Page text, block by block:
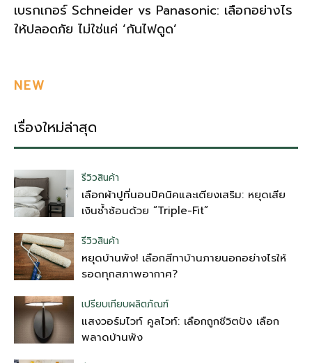
เบรกเกอร์ Schneider vs Panasonic: เลือกอย่างไร
ให้ปลอดภัย ไม่ใช่แค่ ‘กันไฟดูด’
NEW
เรื่องใหม่ล่าสุด
รีวิวสินค้า
เลือกผ้าปูที่นอนปิคนิคและเตียงเสริม: หยุดเสีย
เงินซ้ำซ้อนด้วย “Triple-Fit”
รีวิวสินค้า
หยุดบ้านพัง! เลือกสีทาบ้านภายนอกอย่างไรให้
รอดทุกสภาพอากาศ?
เปรียบเทียบผลิตภัณฑ์
แสงวอร์มไวท์ คูลไวท์: เลือกถูกชีวิตปัง เลือก
พลาดบ้านพัง